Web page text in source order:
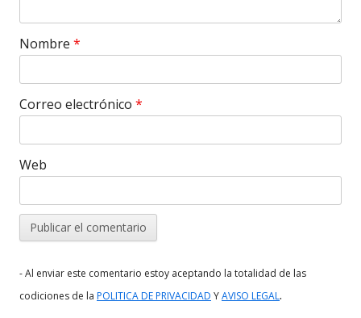
Nombre *
Correo electrónico *
Web
- Al enviar este comentario estoy aceptando la totalidad de las
codiciones de la POLITICA DE PRIVACIDAD YAVISO LEGAL.